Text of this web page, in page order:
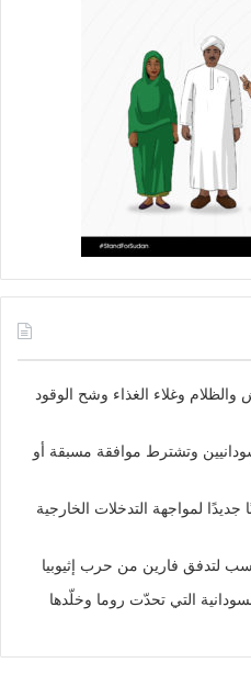
وغلاء الغذاء وشح الوقود
وتشترط موافقة مسبقة أو
لمواجهة التدخلات الخارجية
لتدفق فارين من حرب إثيوبيا
التي تحدّت روما وخلّدها